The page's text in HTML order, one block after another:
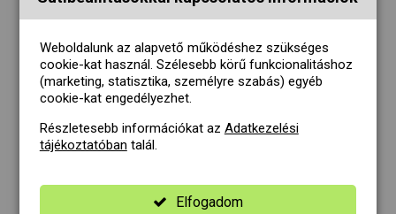
Tegyük az előmelegített sütőbe, és 35-40 perc
alatt süssük készre.
Hagyjuk teljesen kihűlni, tálalás előtt pedig hintsük
be porcukorral.
Weboldalunk az alapvető működéshez szükséges
cookie-kat használ. Szélesebb körű funkcionalitáshoz
(marketing, statisztika, személyre szabás) egyéb
cookie-kat engedélyezhet.
Részletesebb információkat az Adatkezelési
tájékoztatóban talál.
Elfogadom